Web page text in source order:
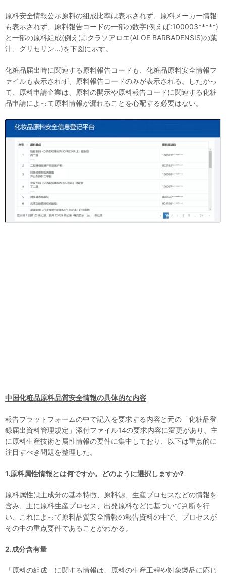
原料安全情報公示原料の組成比率は表示されず、原料メーカー情報
も表示されず、原料報告コードの一部の数字(例えば:100003*****)
と一部の原料組成(例えば:クラソアロエ(ALOE BARBADENSIS)の葉
汁、グリセリン…)を下図に示す。
化粧品届出時に関連する原料報告コードも、化粧品原料安全情報フ
ァイルも表示されず、原料報告コードのみが表示される。したがっ
て、原料申請企業は、原料の開示や原料報告コードに関連する化粧
品申請によって原料情報が漏れることを心配する必要はない。
中国化粧品原料品質安全情報の具体的な内容
報告プラットフォームの中で記入を要求する内容と元の「化粧品登
録届出資料管理規定」添付ファイル14の要求内容に変更があり、主
に原料生産技術と属性情報の要件に集中しており、以下は重点的に
注目すべき問題を整理した。
1.原料属性情報とは何ですか。どのように選択しますか?
原料属性は主成分の基本特徴、原料源、生産プロセスなどの情報を
含み、主に原料生産プロセス、出発原料などに基づいて判断を行
い、これによって原料品質安全情報の報告資料の中で、プロセスが
その中の重点要件であることがわかる。
2.成分含有量
「原料の組成」に関する情報は、原料の生産工程や対象製品に応じ